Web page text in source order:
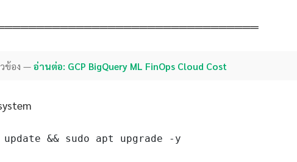
วข้อง —อ่านต่อ: GCP BigQuery ML FinOps Cloud Cost
&& sudo apt upgrade -y